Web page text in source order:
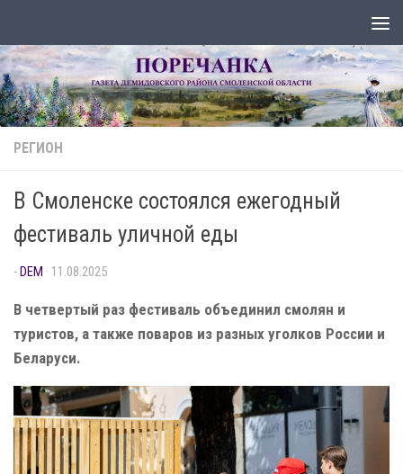
РЕГИОН
В Смоленске состоялся ежегодный
фестиваль уличной еды
-DEM · 11.08.2025
В четвертый раз фестиваль объединил смолян и
туристов, а также поваров из разных уголков России и
Беларуси.